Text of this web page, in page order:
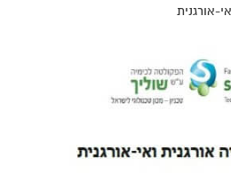
אורגנית